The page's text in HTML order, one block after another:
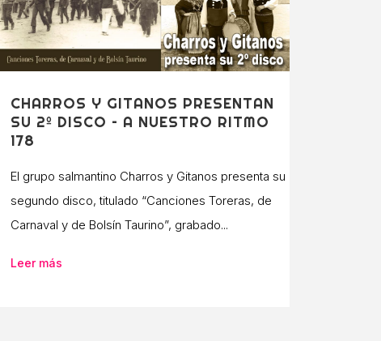
CHARROS Y GITANOS PRESENTAN
SU 2º DISCO – A NUESTRO RITMO
178
El grupo salmantino Charros y Gitanos presenta su
segundo disco, titulado “Canciones Toreras, de
Carnaval y de Bolsín Taurino”, grabado...
Leer más